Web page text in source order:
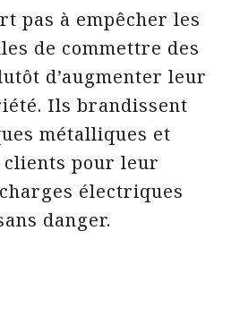
pas à empêcher les
de commettre des
d’augmenter leur
Ils brandissent
métalliques et
pour leur
électriques
danger.